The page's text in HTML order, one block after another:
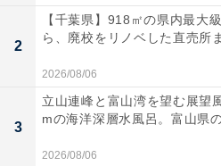
フラペチーノ（R）」と「ふ
GYU‐NEW」。この2つの新作
しい、牛乳ビンに入っていた“
牛乳”です。
2
【千葉県】918㎡の県内最大
ら、廃校をリノベした直売所
2026/08/06
3
立山連峰と富山湾を望む展望
mの海洋深層水風呂。富山県
2026/08/06